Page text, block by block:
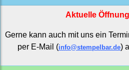
Aktuelle
Gerne kann auch mit uns ein
per E-Mail (info@stempelbar.de)